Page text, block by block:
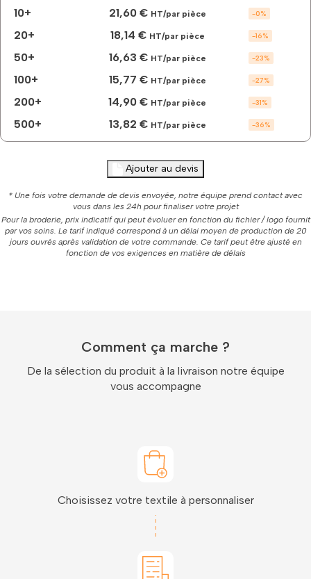
60°
personnaliser
10+ 21,60 € HT/par pièce -0%
20+ 18,14 € HT/par pièce -16%
50+ 16,63 € HT/par pièce -23%
100+ 15,77 € HT/par pièce -27%
200+ 14,90 € HT/par pièce -31%
500+ 13,82 € HT/par pièce -36%
Ajouter au devis
* Une fois votre demande de devis envoyée, notre équipe prend contact avec
vous dans les 24h pour finaliser votre projet
Pour la broderie, prix indicatif qui peut évoluer en fonction du fichier / logo fournit
par vos soins. Le tarif indiqué correspond à un délai moyen de production de 20
jours ouvrés après validation de votre commande. Ce tarif peut être ajusté en
fonction de vos exigences en matière de délais
Comment ça marche ?
De la sélection du produit à la livraison notre équipe
vous accompagne
Choisissez votre textile à personnaliser